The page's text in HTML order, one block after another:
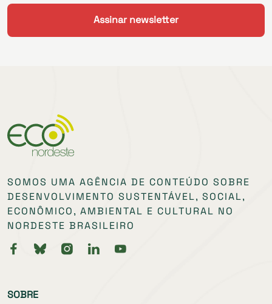
SOMOS UMA AGÊNCIA DE CONTEÚDO SOBRE
DESENVOLVIMENTO SUSTENTÁVEL, SOCIAL,
ECONÔMICO, AMBIENTAL E CULTURAL NO
NORDESTE BRASILEIRO
SOBRE